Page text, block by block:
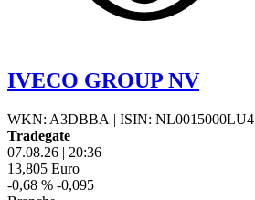
IVECO GROUP NV
WKN: A3DBBA | ISIN: NL0015000LU4
Tradegate
07.08.26 | 20:36
13,805 Euro
-0,68 % -0,095